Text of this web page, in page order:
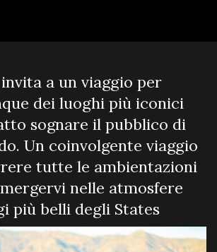
a un viaggio per
dei luoghi più iconici
sognare il pubblico di
Un coinvolgente viaggio
tutte le ambientazioni
nelle atmosfere
più belli degli States